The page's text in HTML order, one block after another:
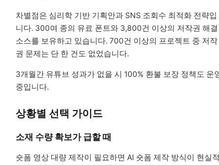
차별점은 심리학 기반 기획안과 SNS 조회수 최적화 전략입
니다. 300여 종의 유료 폰트와 3,800건 이상의 저작권 해결
소스를 보유하고 있습니다. 700건 이상의 프로젝트 중 저작
권 문제는 단 한 건도 없었습니다.
3개월간 유튜브 성과가 없을 시 100% 환불 보장 정책도 운
중입니다.
상황별 선택 가이드
소재 수량 확보가 급할 때
숏폼 영상 대량 제작이 필요하면 AI 숏폼 제작 방식이 현실